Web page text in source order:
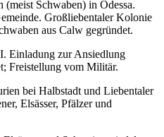
Schwaben) in Odessa.
Großliebentaler Kolonie
aus Calw gegründet.
Einladung zur Ansiedlung
Freistellung vom Militär.
bei Halbstadt und Liebentaler
Elsässer, Pfälzer und